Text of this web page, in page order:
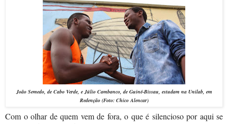
João Semedo, de Cabo Verde, e Júlio Cambanco, de Guiné-Bissau, estudam na Unilab, em
Redenção (Foto: Chico Alencar)
Com o olhar de quem vem de fora, o que é silencioso por aqui se